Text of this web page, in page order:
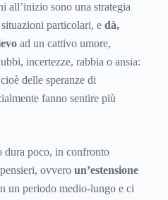
all’inizio sono una strategia
particolari, e dà,
ad un cattivo umore,
incertezze, rabbia o ansia:
delle speranze di
fanno sentire più
dura poco, in confronto
ovvero un’estensione
un periodo medio-lungo e ci